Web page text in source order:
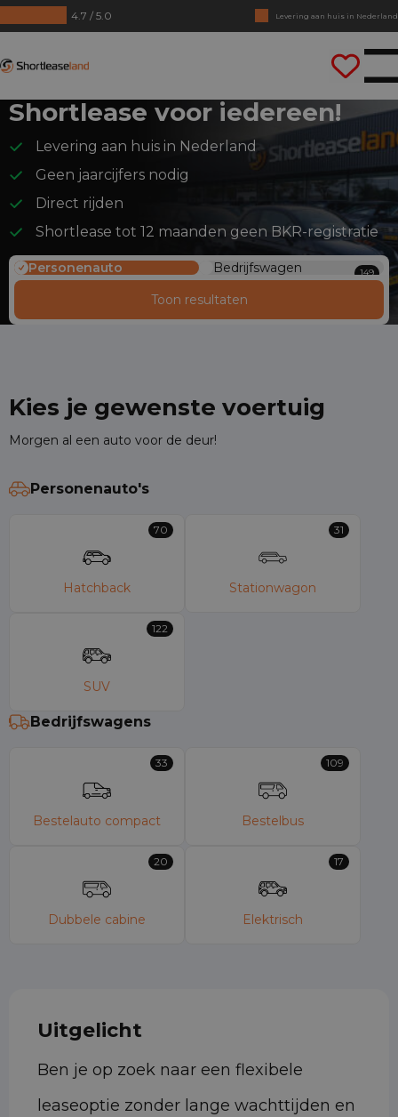
4.7 / 5.0
Geen jaarcijfers nodig
Direct rijden
Shortlease voor iedereen!
Levering aan huis in Nederland
Geen jaarcijfers nodig
Direct rijden
Shortlease tot 12 maanden geen BKR-registratie
Personenauto Bedrijfswagen 149
Toon resultaten
Kies je gewenste voertuig
Morgen al een auto voor de deur!
Personenauto's
70
Hatchback
31
Stationwagon
122
SUV
Bedrijfswagens
33
Bestelauto compact
109
Bestelbus
20
Dubbele cabine
17
Elektrisch
Uitgelicht
Ben je op zoek naar een flexibele
leaseoptie zonder lange wachttijden en